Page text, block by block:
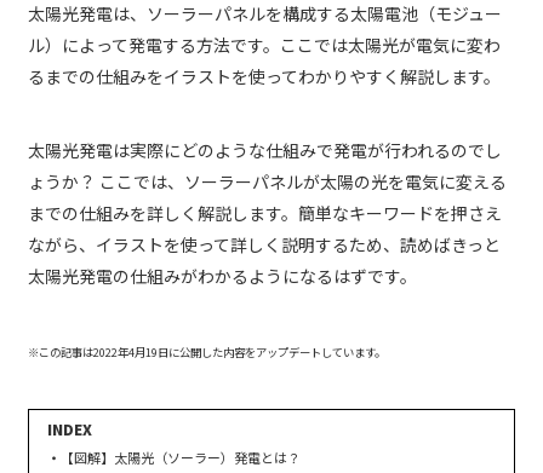
太陽光発電は、ソーラーパネルを構成する太陽電池（モジュー
ル）によって発電する方法です。ここでは太陽光が電気に変わ
るまでの仕組みをイラストを使ってわかりやすく解説します。
太陽光発電は実際にどのような仕組みで発電が行われるのでし
ょうか？ ここでは、ソーラーパネルが太陽の光を電気に変える
までの仕組みを詳しく解説します。簡単なキーワードを押さえ
ながら、イラストを使って詳しく説明するため、読めばきっと
太陽光発電の仕組みがわかるようになるはずです。
※この記事は2022年4月19日に公開した内容をアップデートしています。
【図解】太陽光（ソーラー）発電とは？